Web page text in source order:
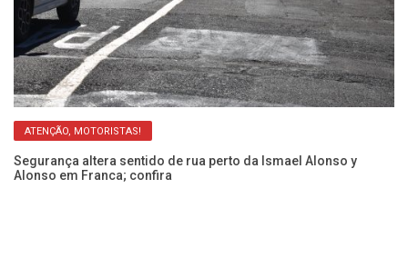
ATENÇÃO, MOTORISTAS!
Segurança altera sentido de rua perto da Ismael Alonso y
Alonso em Franca; confira